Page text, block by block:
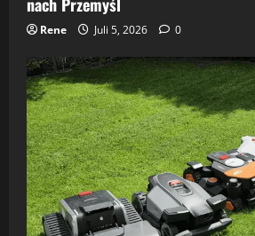
Rene Juli 5, 2026 0